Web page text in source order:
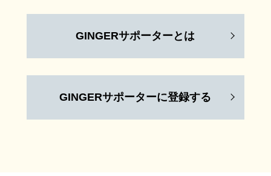
GINGERサポーターとは
GINGERサポーターに登録する